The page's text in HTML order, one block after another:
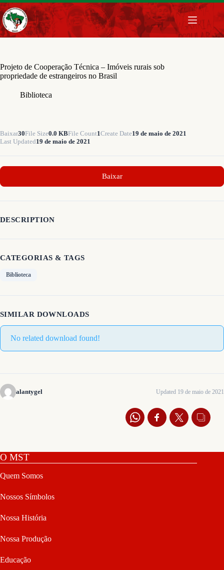
Pular
para
o
conteúdo
Projeto de Cooperação Técnica – Imóveis rurais sob
propriedade de estrangeiros no Brasil
Biblioteca
Baixar30File Size0.0 KBFile Count1Create Date19 de maio de 2021
Last Updated19 de maio de 2021
Baixar
DESCRIPTION
CATEGORIAS & TAGS
Biblioteca
SIMILAR DOWNLOADS
No related download found!
alantygel Updated 19 de maio de 2021
O MST
Quem Somos
Nossos Símbolos
Nossa História
Nossa Produção
Educação